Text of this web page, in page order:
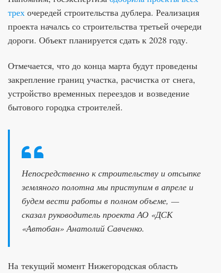
трех очередей строительства дублера. Реализация
проекта началсь со строительства третьей очереди
дороги. Объект планируется сдать к 2028 году.
Отмечается, что до конца марта будут проведены
закрепление границ участка, расчистка от снега,
устройство временных переездов и возведение
бытового городка строителей.
Непосредственно к строительству и отсыпке
земляного полотна мы приступим в апреле и
будем вести работы в полном объеме, —
сказал руководитель проекта АО «ДСК
«Автобан» Анатолий Савченко.
На текущий момент Нижегородская область